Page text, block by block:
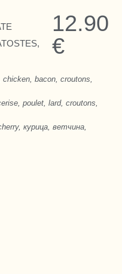
12.90
€
bacon, croutons,
poulet, lard, croutons,
курица, ветчина,